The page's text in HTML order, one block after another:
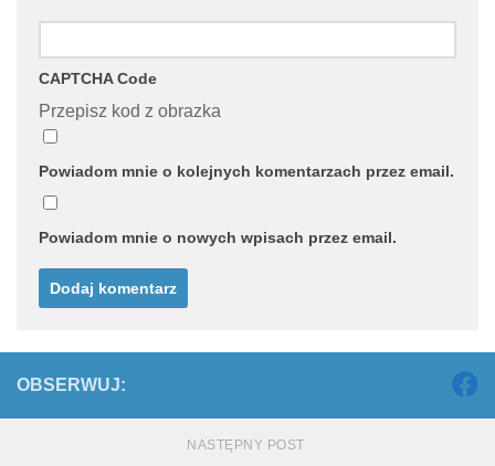
CAPTCHA Code
Przepisz kod z obrazka
Powiadom mnie o kolejnych komentarzach przez email.
Powiadom mnie o nowych wpisach przez email.
OBSERWUJ:
NASTĘPNY POST